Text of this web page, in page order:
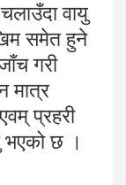
वायु
समेत हुने
गरी
मात्र
प्रहरी
भएको छ ।